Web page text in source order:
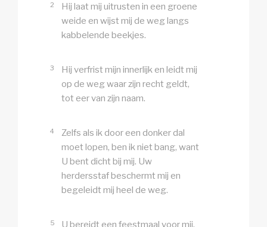
2
Hij laat mij uitrusten in een groene
weide en wijst mij de weg langs
kabbelende beekjes.
3
Hij verfrist mijn innerlijk en leidt mij
op de weg waar zijn recht geldt,
tot eer van zijn naam.
4
Zelfs als ik door een donker dal
moet lopen, ben ik niet bang, want
U bent dicht bij mij. Uw
herdersstaf beschermt mij en
begeleidt mij heel de weg.
5
U bereidt een feestmaal voor mij,